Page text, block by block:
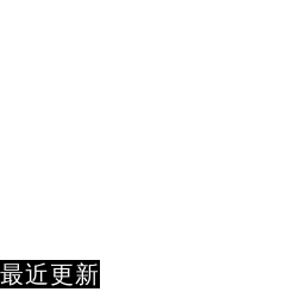
最近更新